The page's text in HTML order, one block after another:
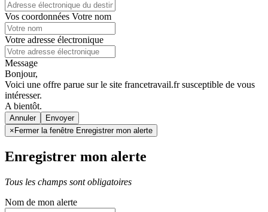
Vos coordonnées Votre nom
Votre adresse électronique
Message
Bonjour,
Voici une offre parue sur le site francetravail.fr susceptible de vous
intéresser.
A bientôt.
Annuler
× Fermer la fenêtre Enregistrer mon alerte
Enregistrer mon alerte
Tous les champs sont obligatoires
Nom de mon alerte